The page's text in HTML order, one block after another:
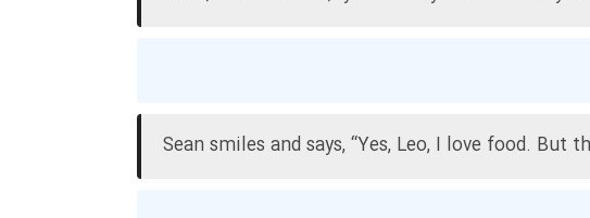
Sean smiles and says, “Yes, Leo, I love food. But